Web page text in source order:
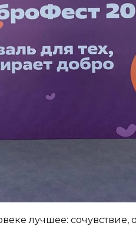
лучшее: сочувствие,